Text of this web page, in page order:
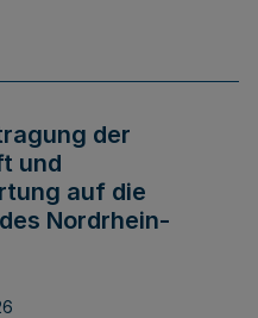
der
und
auf die
Nordrhein-